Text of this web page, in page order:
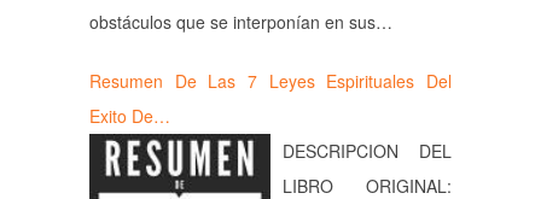
obstáculos que se interponían en sus…
Resumen De Las 7 Leyes Espirituales Del
Exito De…
DESCRIPCION DEL
LIBRO ORIGINAL: